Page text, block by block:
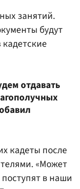
занятий.
будут
отдавать
кадеты после
«Может
в наши